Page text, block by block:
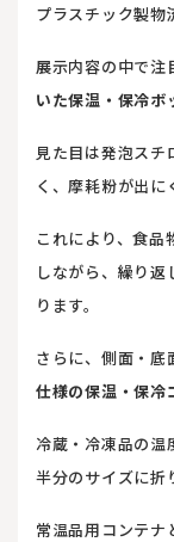
プラスチック製物
展示内容の中で注
いた保温・保冷ボ
見た目は発泡スチ
く、摩耗粉が出に
これにより、食
しながら、繰り
ります。
さらに、側面・底
仕様の保温・保冷
冷蔵・冷凍品の温
半分のサイズに折
常温品用コンテナ